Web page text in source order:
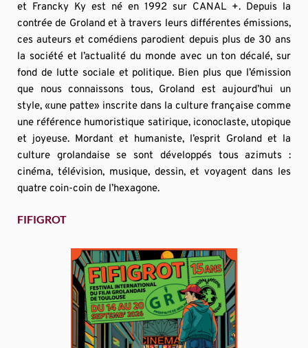
et Francky Ky est né en 1992 sur CANAL +. Depuis la
contrée de Groland et à travers leurs différentes émissions,
ces auteurs et comédiens parodient depuis plus de 30 ans
la société et l’actualité du monde avec un ton décalé, sur
fond de lutte sociale et politique. Bien plus que l’émission
que nous connaissons tous, Groland est aujourd’hui un
style, «une patte» inscrite dans la culture française comme
une référence humoristique satirique, iconoclaste, utopique
et joyeuse. Mordant et humaniste, l’esprit Groland et la
culture grolandaise se sont développés tous azimuts :
cinéma, télévision, musique, dessin, et voyagent dans les
quatre coin-coin de l’hexagone.
FIFIGROT